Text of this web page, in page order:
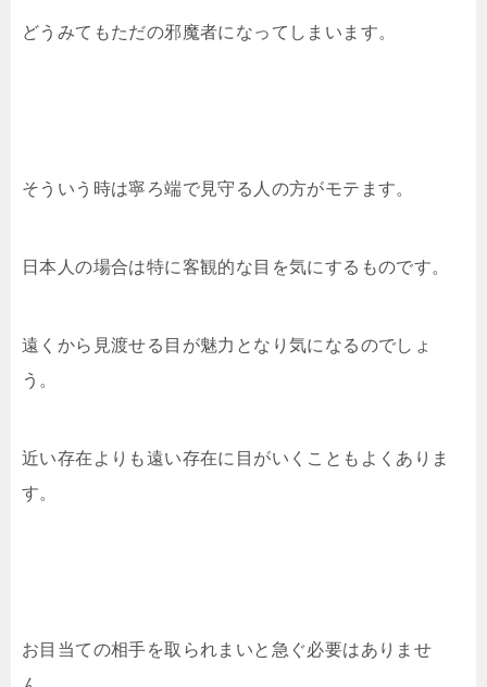
どうみてもただの邪魔者になってしまいます。
そういう時は寧ろ端で見守る人の方がモテます。
日本人の場合は特に客観的な目を気にするものです。
遠くから見渡せる目が魅力となり気になるのでしょ
う。
近い存在よりも遠い存在に目がいくこともよくありま
す。
お目当ての相手を取られまいと急ぐ必要はありませ